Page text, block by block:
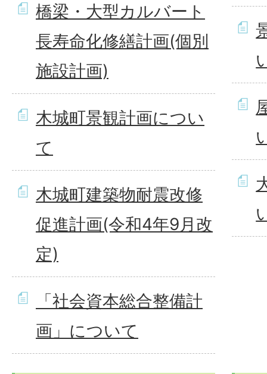
橋梁・大型カルバート
長寿命化修繕計画(個別
施設計画)
木城町景観計画につい
て
木城町建築物耐震改修
促進計画(令和4年9月改
定)
「社会資本総合整備計
画」について